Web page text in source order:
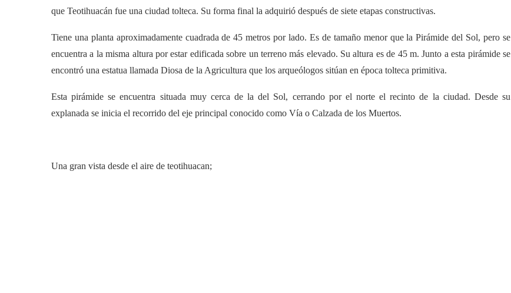
que Teotihuacán fue una ciudad tolteca. Su forma final la adquirió después de siete etapas constructivas.
Tiene una planta aproximadamente cuadrada de 45 metros por lado. Es de tamaño menor que la Pirámide del Sol, pero se
encuentra a la misma altura por estar edificada sobre un terreno más elevado. Su altura es de 45 m. Junto a esta pirámide se
encontró una estatua llamada Diosa de la Agricultura que los arqueólogos sitúan en época tolteca primitiva.
Esta pirámide se encuentra situada muy cerca de la del Sol, cerrando por el norte el recinto de la ciudad. Desde su
explanada se inicia el recorrido del eje principal conocido como Vía o Calzada de los Muertos.
Una gran vista desde el aire de teotihuacan;